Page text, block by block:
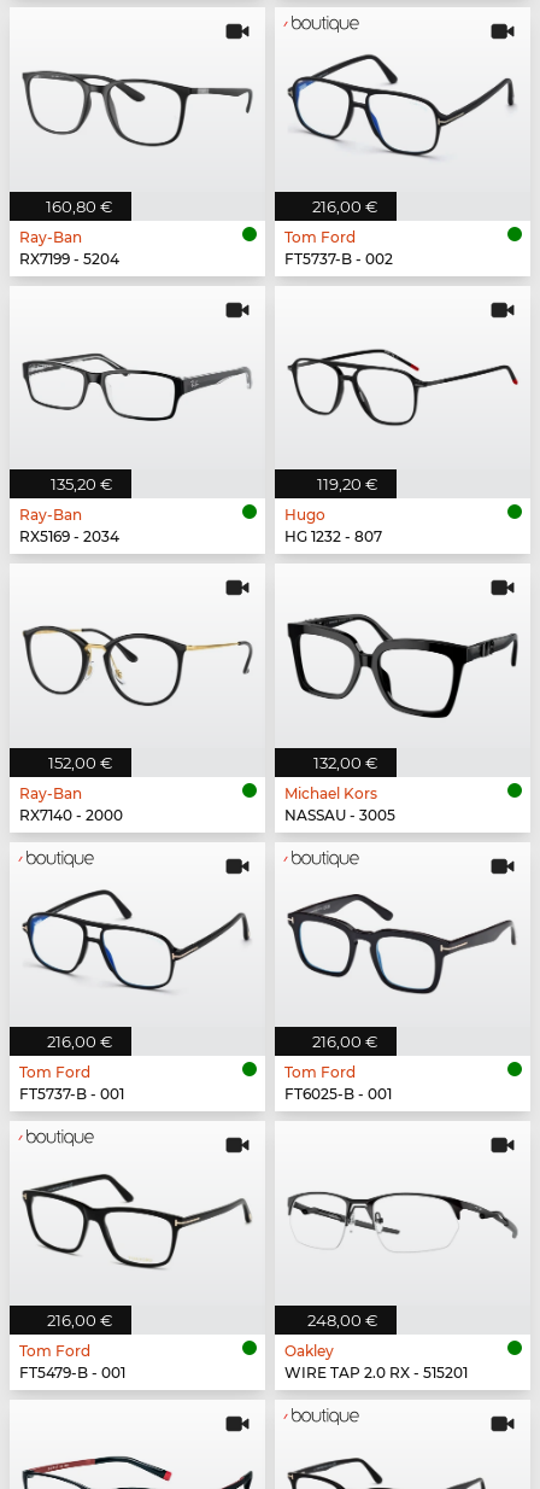
160,80 €
Ray-Ban
RX7199 - 5204
216,00 €
Tom Ford
FT5737-B - 002
135,20 €
Ray-Ban
RX5169 - 2034
119,20 €
Hugo
HG 1232 - 807
152,00 €
Ray-Ban
RX7140 - 2000
132,00 €
Michael Kors
NASSAU - 3005
216,00 €
Tom Ford
FT5737-B - 001
216,00 €
Tom Ford
FT6025-B - 001
216,00 €
Tom Ford
FT5479-B - 001
248,00 €
Oakley
WIRE TAP 2.0 RX - 515201